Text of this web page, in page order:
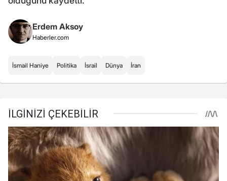
Erdem Aksoy
Haberler.com
İsmail Haniye Politika İsrail Dünya İran